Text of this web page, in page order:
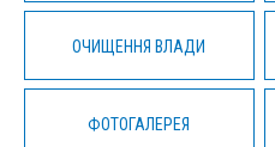
ОЧИЩЕННЯ ВЛАДИ
ФОТОГАЛЕРЕЯ